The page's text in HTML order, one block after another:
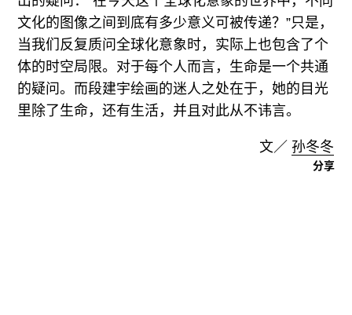
文化的图像之间到底有多少意义可被传递？”只是，
当我们反复质问全球化意象时，实际上也包含了个
体的时空局限。对于每个人而言，生命是一个共通
的疑问。而段建宇绘画的迷人之处在于，她的目光
里除了生命，还有生活，并且对此从不讳言。
文／ 孙冬冬
分享